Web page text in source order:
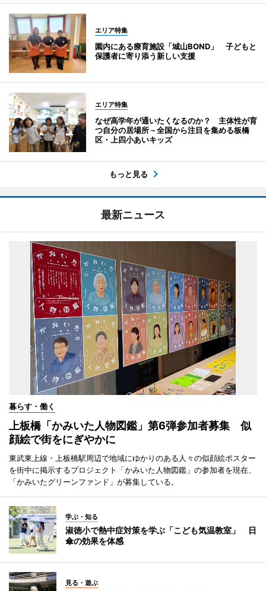
エリア特集
園内にある療育施設「城山BOND」 子どもと
保護者に寄り添う新しい支援
エリア特集
なぜ高学年が通いたくなるのか？ 主体性が育
つ自分の居場所－全国から注目を集める板橋
区・上四小あいキッズ
もっと見る
最新ニュース
暮らす・働く
上板橋「かみいた人物図鑑」第6弾参加者募集 似
顔絵で街をにぎやかに
東武東上線・上板橋駅周辺で地域にゆかりのある人々の似顔絵ポスター
を街中に掲示するプロジェクト「かみいた人物図鑑」の参加者を現在、
「かみいたグリーンファンド」が募集している。
学ぶ・知る
淑徳小で熱中症対策を学ぶ「こども気温教室」 日
傘の効果を体感
見る・遊ぶ